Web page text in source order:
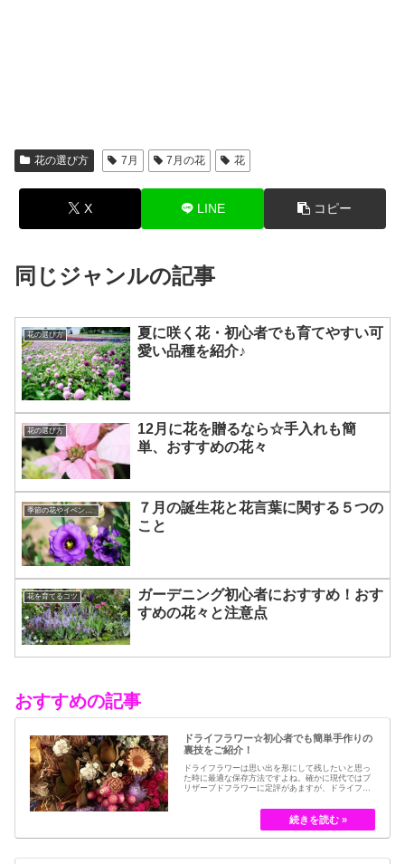
花の選び方 7月 7月の花 花
X LINE コピー
同じジャンルの記事
花の選び方
夏に咲く花・初心者でも育てやすい可
愛い品種を紹介♪
花の選び方
12月に花を贈るなら☆手入れも簡
単、おすすめの花々
季節の花やイベントを楽しむコツ
７月の誕生花と花言葉に関する５つの
こと
花を育てるコツ
ガーデニング初心者におすすめ！おす
すめの花々と注意点
おすすめの記事
ドライフラワー☆初心者でも簡単手作りの
裏技をご紹介！
ドライフラワーは思い出を形にして残したいと思っ
た時に最適な保存方法ですよね。確かに現代ではブ
リザーブドフラワーに定評があますが、ドライフラ
とつです。結婚式のブーケなどに使われた花など、
今では押し花のサービスが有名ですが、昔はドライ
フラワーでも保存されてきました。30代以降の…